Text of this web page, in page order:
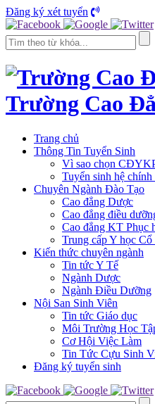
Đăng ký xét tuyển
Trường Cao
Trang chủ
Thông Tin Tuyển Sinh
Vì sao chọn
Tuyển sinh hệ
Chuyên Ngành Đào Tạo
Cao đẳng Dược
Cao đẳng điều
Cao đẳng KT Phục
Trung cấp Y học Cổ
Kiến thức chuyên ngành
Tin tức Y Tế
Ngành Dược
Ngành Điều Dưỡng
Nội San Sinh Viên
Tin tức Giáo dục
Môi Trường Học
Cơ Hội Việc Làm
Tin Tức Cựu Sinh
Đăng ký tuyển sinh